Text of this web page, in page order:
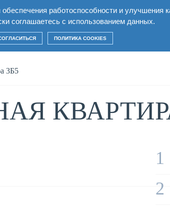
работоспособности и улучшения
соглашаетесь с использованием данных.
ПОЛИТИКА COOKIES
Условия Строительство
3Б5
1
2